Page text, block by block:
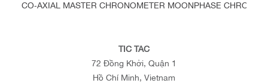
CO‑AXIAL MASTER CHRONOMETER MOONPHASE
TIC TAC
72 Đồng Khởi, Quận 1
Hồ Chí Minh, Vietnam